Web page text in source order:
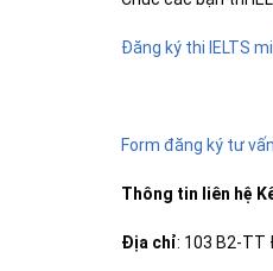
Đăng ký thi IELTS
Form đăng ký tư
Thông tin liên hệ
Địa chỉ: 103 B2-TT